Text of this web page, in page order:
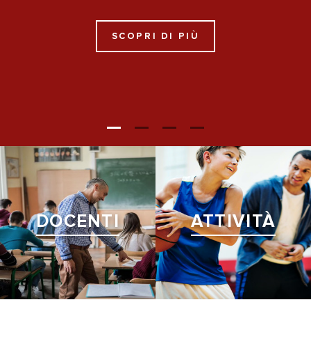
SCOPRI DI PIÙ
DOCENTI ATTIVITÀ